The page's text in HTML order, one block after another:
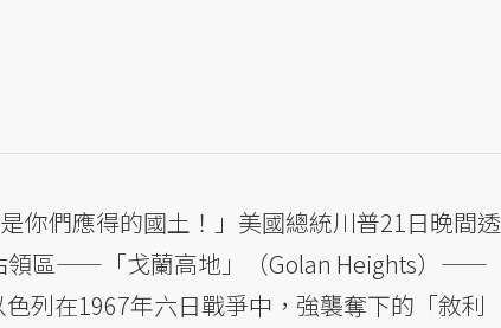
你們應得的國土！」美國總統川普21日晚間透
領區——「戈蘭高地」（Golan Heights）——
列在1967年六日戰爭中，強襲奪下的「敘利